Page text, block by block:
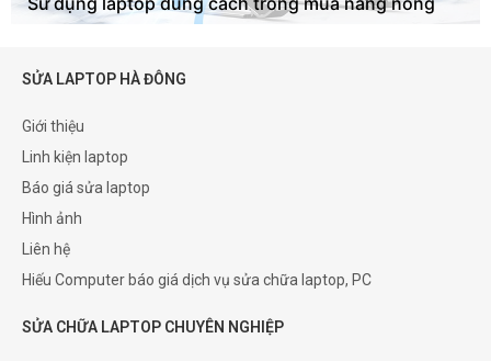
SỬA LAPTOP HÀ ĐÔNG
Giới thiệu
Linh kiện laptop
Báo giá sửa laptop
Hình ảnh
Liên hệ
Hiếu Computer báo giá dịch vụ sửa chữa laptop, PC
SỬA CHỮA LAPTOP CHUYÊN NGHIỆP